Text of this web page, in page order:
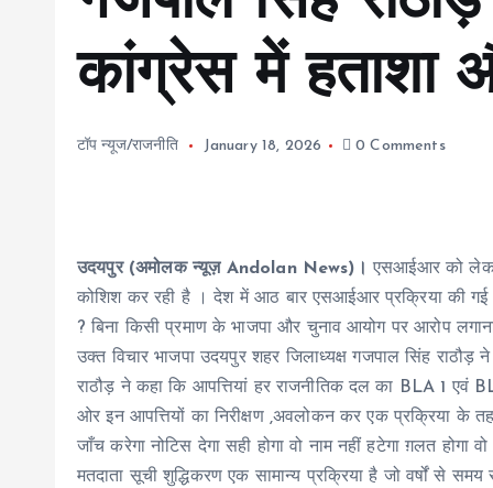
कांग्रेस में हताशा
टॉप न्यूज/राजनीति January 18, 2026 0 Comments
उदयपुर (अमोलक न्यूज़ Andolan News)।
एसआईआर को
कोशिश कर रही है । देश में आठ बार एसआईआर प्रक्रिया की
? बिना किसी प्रमाण के भाजपा और चुनाव आयोग पर आरोप
उक्त विचार भाजपा उदयपुर शहर जिलाध्यक्ष गजपाल सिंह राठौड़
राठौड़ ने कहा कि आपत्तियां हर राजनीतिक दल का BLA 1 एवं
ओर इन आपत्तियों का निरीक्षण ,अवलोकन कर एक प्रक्रिया के
जाँच करेगा नोटिस देगा सही होगा वो नाम नहीं हटेगा ग़लत होगा वो
मतदाता सूची शुद्धिकरण एक सामान्य प्रक्रिया है जो वर्षों से समय